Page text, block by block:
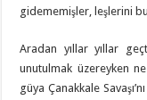
gidememişler, leşlerini
Aradan yıllar yıllar
unutulmak üzereyken
güya Çanakkale